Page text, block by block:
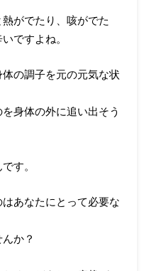
がでたり、咳がでた
ですよね。
の調子を元の元気な状
身体の外に追い出そう
す。
あなたにとって必要な
か？